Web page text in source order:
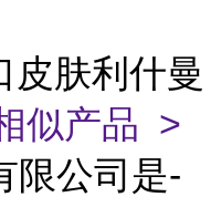
皮肤利什曼
似产品 >
限公司是-